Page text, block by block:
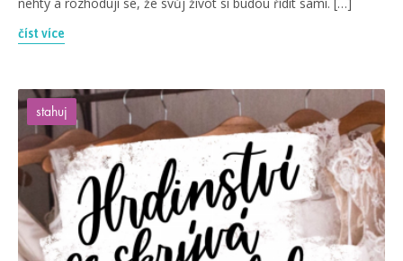
nehty a rozhodují se, že svůj život si budou řídit sami. […]
číst více
stahuj